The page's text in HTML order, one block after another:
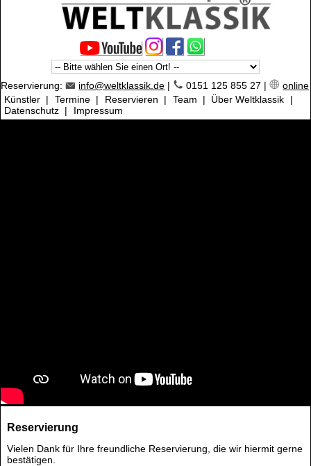
Reservierung: info@weltklassik.de | 0151 125 855 27 |
online
Künstler | Termine | Reservieren | Team | Über Weltklassik
|
Datenschutz | Impressum
Reservierung
Vielen Dank für Ihre freundliche Reservierung, die wir hiermit gerne
bestätigen.